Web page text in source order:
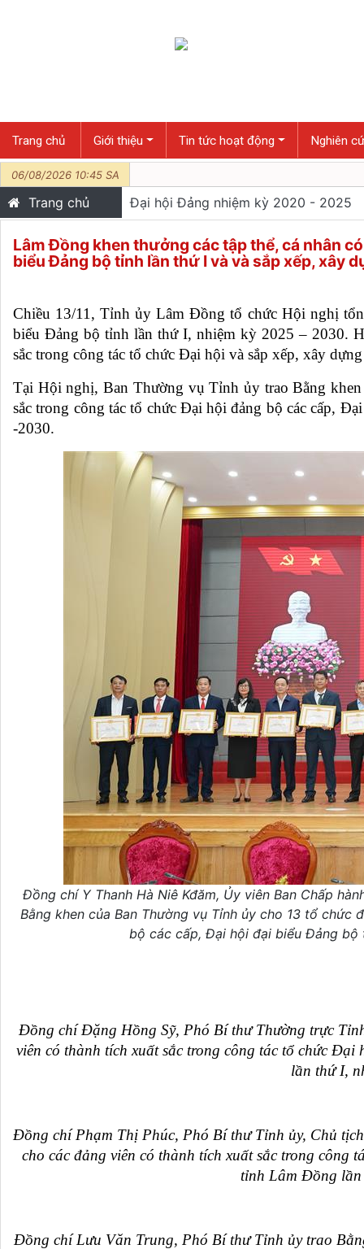
06/08/2026 10:45 SA
Trang chủ Giới thiệu Tin tức hoạt động Nghiên
Trang chủ Đại hội Đảng nhiệm kỳ 2020 - 2025
Lâm Đồng khen thưởng các tập thể, cá nhân
biểu Đảng bộ tỉnh lần thứ I và và sắp xếp, xây
Chiều 13/11, Tỉnh ủy Lâm Đồng tổ chức Hội nghị
biểu Đảng bộ tỉnh lần thứ I, nhiệm kỳ 2025 – 2030.
sắc trong công tác tổ chức Đại hội và sắp xếp, xây
Tại Hội nghị, Ban Thường vụ Tỉnh ủy trao Bằng
sắc trong công tác tổ chức Đại hội đảng bộ các cấp,
-2030.
Đồng chí Y Thanh Hà Niê Kđăm, Ủy viên Ban Chấp
Bằng khen của Ban Thường vụ Tỉnh ủy cho 13 tổ
bộ các cấp, Đại hội đại biểu Đảng
Đồng chí Đặng Hồng Sỹ, Phó Bí thư Thường trực
viên có thành tích xuất sắc trong công tác tổ chức
lần thứ I,
Đồng chí Phạm Thị Phúc, Phó Bí thư Tỉnh ủy, Chủ
cho các đảng viên có thành tích xuất sắc trong
tỉnh Lâm Đồng lần
Đồng chí Lưu Văn Trung, Phó Bí thư Tỉnh ủy trao